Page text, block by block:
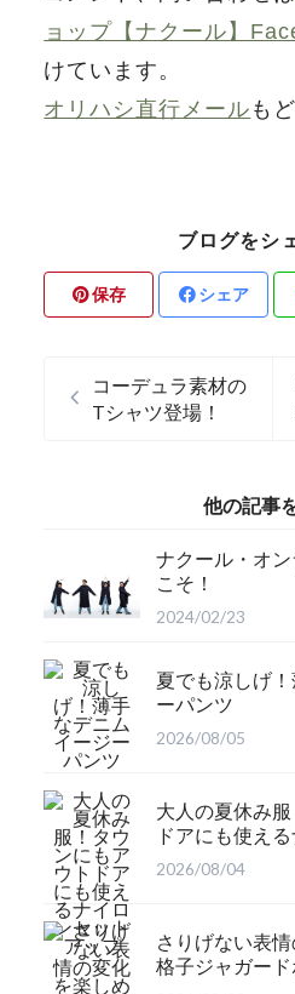
ョップ【ナクール】
けています。
オリハシ直行メール も
ブログをシ
保存 シェア
コーデュラ素材の
Tシャツ登場！
他の記事
ナクール・オ
こそ！
2024/02/23
夏でも涼しげ
ーパンツ
2026/08/05
大人の夏休み
ドアにも使え
プ
2026/08/04
さりげない表情
格子ジャガード